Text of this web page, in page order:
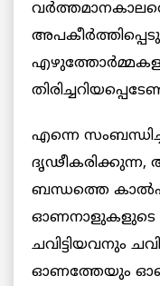
എന്നെ
ദൃഢീകരിക്കുന്ന,
ബന്ധത്തെ
ഓണനാളുകളുടെ
ചവിട്ടിയവനും
ഓണത്തേയും